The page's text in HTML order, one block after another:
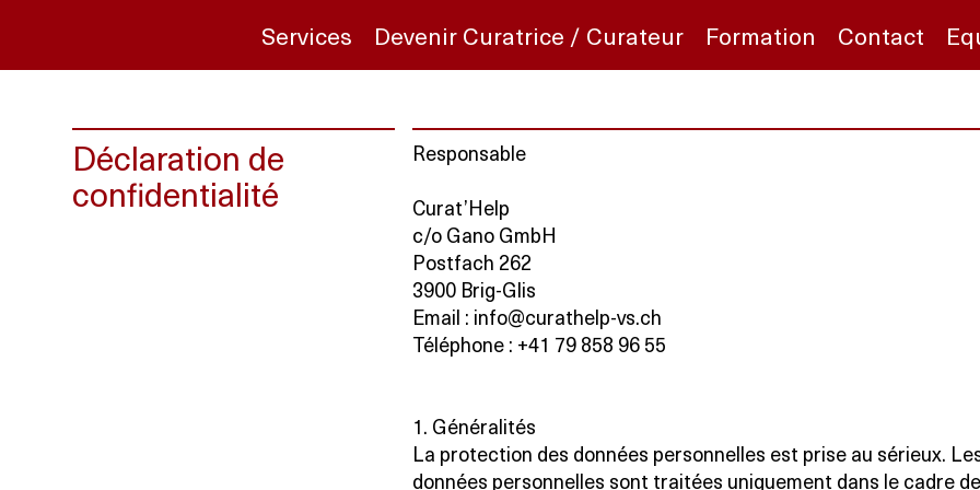
Services Devenir Curatrice / Curateur Formation Contact
Déclaration de
confidentialité
Responsable
Curat’Help
c/o Gano GmbH
Postfach 262
3900 Brig-Glis
Email : info@curathelp-vs.ch
Téléphone : +41 79 858 96 55
1. Généralités
La protection des données personnelles est prise au sérieux.
données personnelles sont traitées uniquement dans le cadre